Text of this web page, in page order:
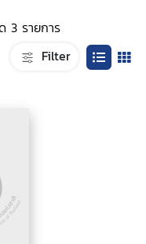
3 รายการ
Filter